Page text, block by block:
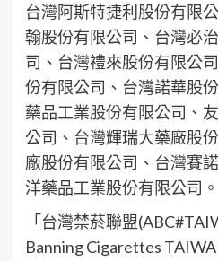
台灣阿斯特捷利股份有限
翰股份有限公司、台灣必
司、台灣禮來股份有限公
份有限公司、台灣諾華股
藥品工業股份有限公司、
公司、台灣輝瑞大藥廠股
廠股份有限公司、台灣賽
洋藥品工業股份有限公司。
「台灣禁菸聯盟
Banning Cigarettes